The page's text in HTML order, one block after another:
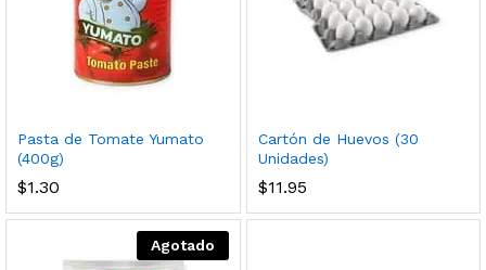
Pasta de Tomate Yumato
(400g)
$1.30
Cartón de Huevos (30
Unidades)
$11.95
Agotado